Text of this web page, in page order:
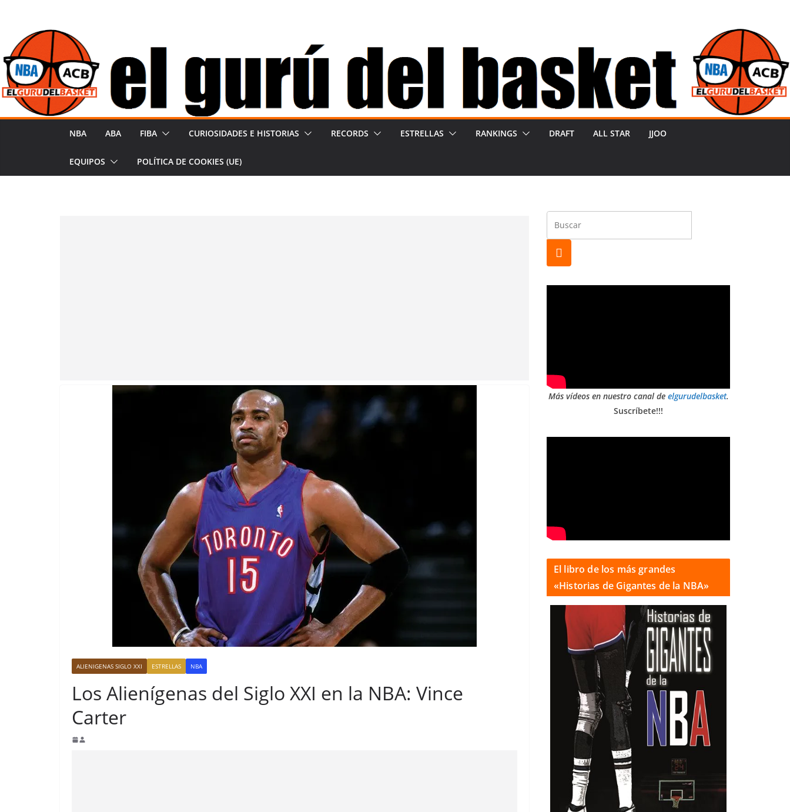
contenido
NBA ABA FIBA CURIOSIDADES E HISTORIAS RECORDS ESTRELLAS RANKINGS DRAFT ALL STAR JJOO
EQUIPOS POLÍTICA DE COOKIES (UE)
ALIENIGENAS SIGLO XXI ESTRELLAS NBA
Los Alienígenas del Siglo XXI en la NBA: Vince
Carter
Más vídeos en nuestro canal de elgurudelbasket.
Suscríbete!!!
El libro de los más grandes
«Historias de Gigantes de la NBA»